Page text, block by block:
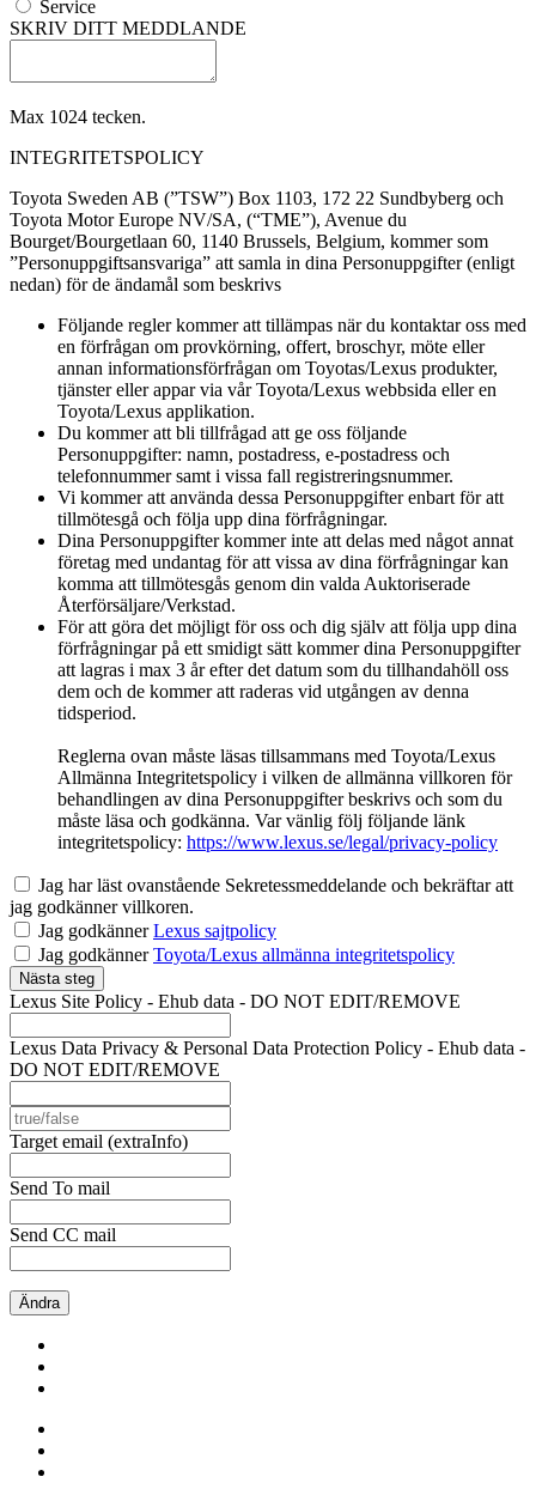
Service
SKRIV DITT MEDDLANDE
Max 1024 tecken.
INTEGRITETSPOLICY
Toyota Sweden AB (”TSW”) Box 1103, 172 22 Sundbyberg och
Toyota Motor Europe NV/SA, (“TME”), Avenue du
Bourget/Bourgetlaan 60, 1140 Brussels, Belgium, kommer som
”Personuppgiftsansvariga” att samla in dina Personuppgifter (enligt
nedan) för de ändamål som beskrivs
Följande regler kommer att tillämpas när du kontaktar oss med
en förfrågan om provkörning, offert, broschyr, möte eller
annan informationsförfrågan om Toyotas/Lexus produkter,
tjänster eller appar via vår Toyota/Lexus webbsida eller en
Toyota/Lexus applikation.
Du kommer att bli tillfrågad att ge oss följande
Personuppgifter: namn, postadress, e-postadress och
telefonnummer samt i vissa fall registreringsnummer.
Vi kommer att använda dessa Personuppgifter enbart för att
tillmötesgå och följa upp dina förfrågningar.
Dina Personuppgifter kommer inte att delas med något annat
företag med undantag för att vissa av dina förfrågningar kan
komma att tillmötesgås genom din valda Auktoriserade
Återförsäljare/Verkstad.
För att göra det möjligt för oss och dig själv att följa upp dina
förfrågningar på ett smidigt sätt kommer dina Personuppgifter
att lagras i max 3 år efter det datum som du tillhandahöll oss
dem och de kommer att raderas vid utgången av denna
tidsperiod.
Reglerna ovan måste läsas tillsammans med Toyota/Lexus
Allmänna Integritetspolicy i vilken de allmänna villkoren för
behandlingen av dina Personuppgifter beskrivs och som du
måste läsa och godkänna. Var vänlig följ följande länk
integritetspolicy: https://www.lexus.se/legal/privacy-policy
Jag har läst ovanstående Sekretessmeddelande och bekräftar att
jag godkänner villkoren.
Jag godkännerLexus sajtpolicy
Jag godkännerToyota/Lexus allmänna integritetspolicy
Nästa steg
Lexus Site Policy - Ehub data - DO NOT EDIT/REMOVE
Lexus Data Privacy & Personal Data Protection Policy - Ehub data -
DO NOT EDIT/REMOVE
Target email (extraInfo)
Send To mail
Send CC mail
Ändra